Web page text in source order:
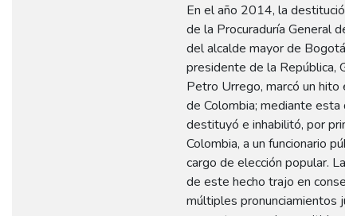
En el año 2014, la destitución
de la Procuraduría General de
del alcalde mayor de Bogotá,
presidente de la República,
Petro Urrego, marcó un hito
de Colombia; mediante esta
destituyó e inhabilitó, por
Colombia, a un funcionario
cargo de elección popular. La
de este hecho trajo en
múltiples pronunciamientos